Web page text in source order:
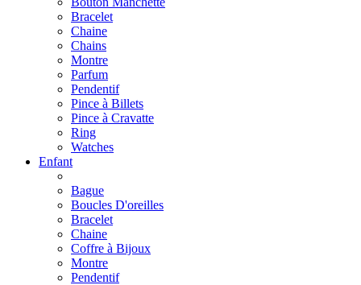
Bracelet
Chaine
Chains
Montre
Parfum
Pendentif
Pince à Billets
Pince à Cravatte
Ring
Watches
Enfant
Bague
Boucles D'oreilles
Bracelet
Chaine
Coffre à Bijoux
Montre
Pendentif